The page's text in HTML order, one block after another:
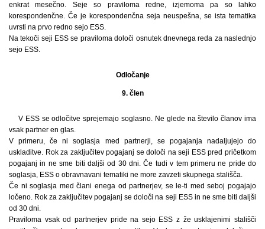
enkrat mesečno. Seje so praviloma redne, izjemoma pa so lahko
korespondenčne. Če je korespondenčna seja neuspešna, se ista tematika
uvrsti na prvo redno sejo ESS.
Na tekoči seji ESS se praviloma določi osnutek dnevnega reda za naslednjo
sejo ESS.
Odločanje
9. člen
V ESS se odločitve sprejemajo soglasno. Ne glede na število članov ima
vsak partner en glas.
V primeru, če ni soglasja med partnerji, se pogajanja nadaljujejo do
uskladitve. Rok za zaključitev pogajanj se določi na seji ESS pred pričetkom
pogajanj in ne sme biti daljši od 30 dni. Če tudi v tem primeru ne pride do
soglasja, ESS o obravnavani tematiki ne more zavzeti skupnega stališča.
Če ni soglasja med člani enega od partnerjev, se le-ti med seboj pogajajo
ločeno. Rok za zaključitev pogajanj se določi na seji ESS in ne sme biti daljši
od 30 dni.
Praviloma vsak od partnerjev pride na sejo ESS z že usklajenimi stališči